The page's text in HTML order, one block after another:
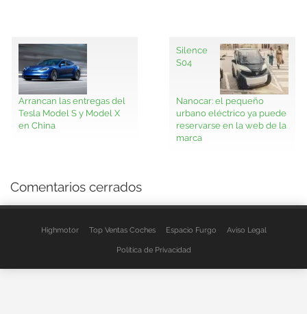
Arrancan las entregas del
Tesla Model S y Model X
en China
Silence
S04
Nanocar: el pequeño
urbano eléctrico ya puede
reservarse en la web de la
marca
Comentarios cerrados
Highmotor Top Ventas Coches Espacio Furgo Aviso Legal
Política de Privacidad